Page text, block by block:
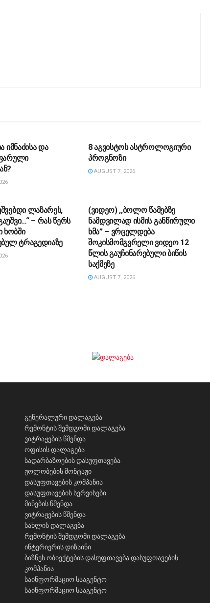
იმნაძისა და
ფარული
8 აგვისტოს ასტროლოგიური
პროგნოზი
AUGUST 7, 2026
ლაზარეს,
– რას წერს
ტრაგედიაზე
(ვიდეო) ,,ბოლო წამებზე
ნამდვილად ისმის განწირული
ხმა” – ვრცელდება
შოკისმომგვრელი ვიდეო 12
წლის გაუჩინარებული ბიწის
საქმეზე
AUGUST 7, 2026
გენერალური დალაგება
რემონტის შემდგომი დალაგება
ვიტრაჟების წმენდა
ოფისის დალაგება
სადარბაზოების დასუფთავება
ჟოლობების მონტაჟი
დასუფთავების კომპანია
დასუფთავების სერვისები
მინების წმენდა
ვიტრაჟების წმენდა
სახლის დალაგება
რემონტის შემდგომი დალაგება
ინტერიერის დიზაინი
ბიზნეს ობიექტების დასუფთავებადასუფთავების
კომპანია
საინფორმაციო სააგენტო
საინფორმაციო სააგენტო